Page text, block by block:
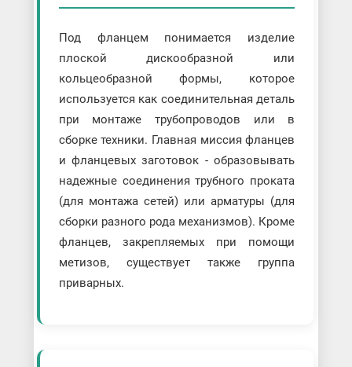
Под фланцем понимается изделие
плоской дискообразной или
кольцеобразной формы, которое
используется как соединительная деталь
при монтаже трубопроводов или в
сборке техники. Главная миссия фланцев
и фланцевых заготовок - образовывать
надежные соединения трубного проката
(для монтажа сетей) или арматуры (для
сборки разного рода механизмов). Кроме
фланцев, закрепляемых при помощи
метизов, существует также группа
приварных.